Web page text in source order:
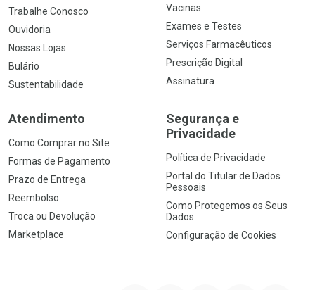
Trabalhe Conosco
Ouvidoria
Nossas Lojas
Bulário
Sustentabilidade
Vacinas
Exames e Testes
Serviços Farmacêuticos
Prescrição Digital
Assinatura
Atendimento
Como Comprar no Site
Formas de Pagamento
Prazo de Entrega
Reembolso
Troca ou Devolução
Marketplace
Segurança e
Privacidade
Política de Privacidade
Portal do Titular de Dados
Pessoais
Como Protegemos os Seus
Dados
Configuração de Cookies